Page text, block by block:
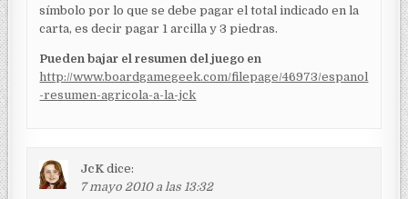
símbolo por lo que se debe pagar el total indicado en la
carta, es decir pagar 1 arcilla y 3 piedras.
Pueden bajar el resumen del juego en
http://www.boardgamegeek.com/filepage/46973/espanol
-resumen-agricola-a-la-jck
JcK dice:
7 mayo 2010 a las 13:32